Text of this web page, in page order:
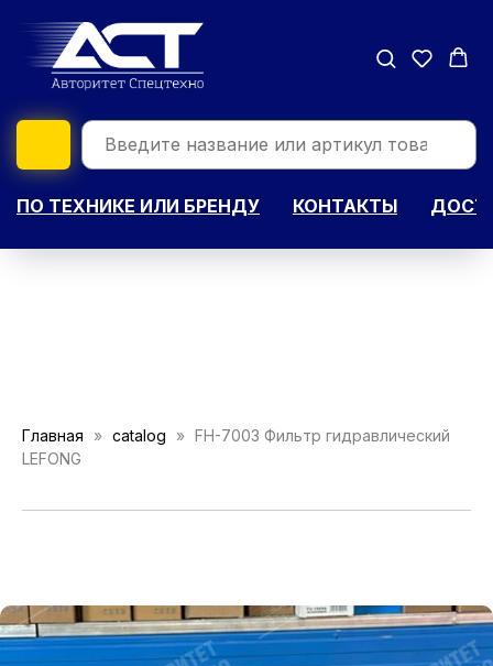
ПО ТЕХНИКЕ ИЛИ БРЕНДУ КОНТАКТЫ
Главная catalog
FH-7003 Фильтр гидравлический
LEFONG